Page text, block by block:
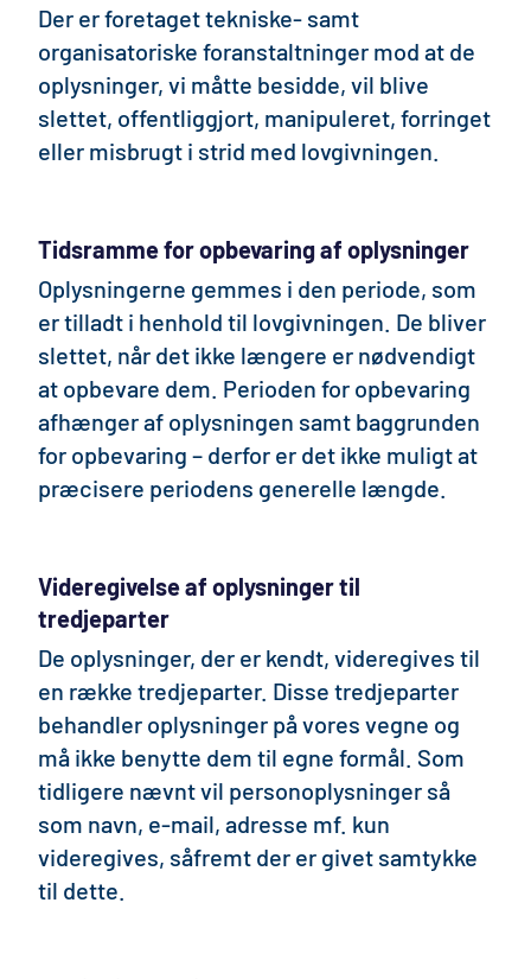
Der er foretaget tekniske- samt
organisatoriske foranstaltninger mod at de
oplysninger, vi måtte besidde, vil blive
slettet, offentliggjort, manipuleret, forringet
eller misbrugt i strid med lovgivningen.
Tidsramme for opbevaring af oplysninger
Oplysningerne gemmes i den periode, som
er tilladt i henhold til lovgivningen. De bliver
slettet, når det ikke længere er nødvendigt
at opbevare dem. Perioden for opbevaring
afhænger af oplysningen samt baggrunden
for opbevaring – derfor er det ikke muligt at
præcisere periodens generelle længde.
Videregivelse af oplysninger til
tredjeparter
De oplysninger, der er kendt, videregives til
en række tredjeparter. Disse tredjeparter
behandler oplysninger på vores vegne og
må ikke benytte dem til egne formål. Som
tidligere nævnt vil personoplysninger så
som navn, e-mail, adresse mf. kun
videregives, såfremt der er givet samtykke
til dette.